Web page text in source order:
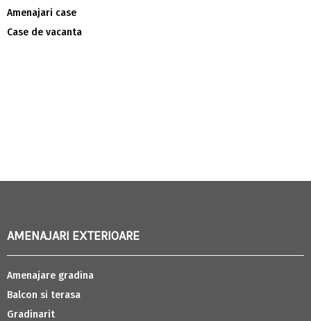
Amenajari case
Case de vacanta
AMENAJARI EXTERIOARE
Amenajare gradina
Balcon si terasa
Gradinarit